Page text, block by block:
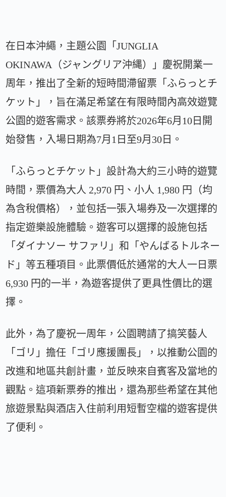
在日本沖繩，主題公園「JUNGLIA
OKINAWA（ジャングリア沖縄）」慶祝開業一
周年，推出了全新的短時間滯留票「ふらっとチ
ケット」，旨在滿足希望在有限時間內高效遊覽
公園的遊客需求。該票券將於2026年6月10日開
始發售，入場日期為7月1日至9月30日。
「ふらっとチケット」設計為大約三小時的遊覽
時間，票價為大人 2,970 円、小人 1,980 円（均
為含稅價格），並包括一張入場券及一次選擇的
指定遊樂設施體驗。遊客可以選擇的設施包括
「ダイナソー サファリ」和「やんばるトルネー
ド」等五種項目。此票價低於通常的大人一日票
6,930 円的一半，為遊客提供了更具性價比的選
擇。
此外，為了慶祝一周年，公園聘請了搞笑藝人
「ゴリ」擔任「ゴリ應援團長」，以推動公園的
改進和地區共創計畫，並反映來自賓客及當地的
觀點。這項新票券的推出，還為那些希望在其他
旅遊景點與酒店入住前利用短暫空檔的遊客提供
了便利。